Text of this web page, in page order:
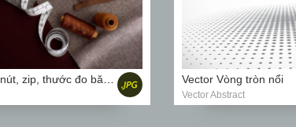
Vector Vòng tròn nổi
Vector Abstract